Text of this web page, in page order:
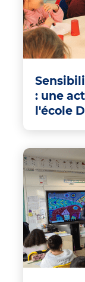
: une
l'école